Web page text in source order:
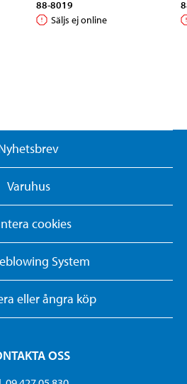
88-8019
Säljs ej online
Varuhus
cookies
System
eller ångra köp
OSS